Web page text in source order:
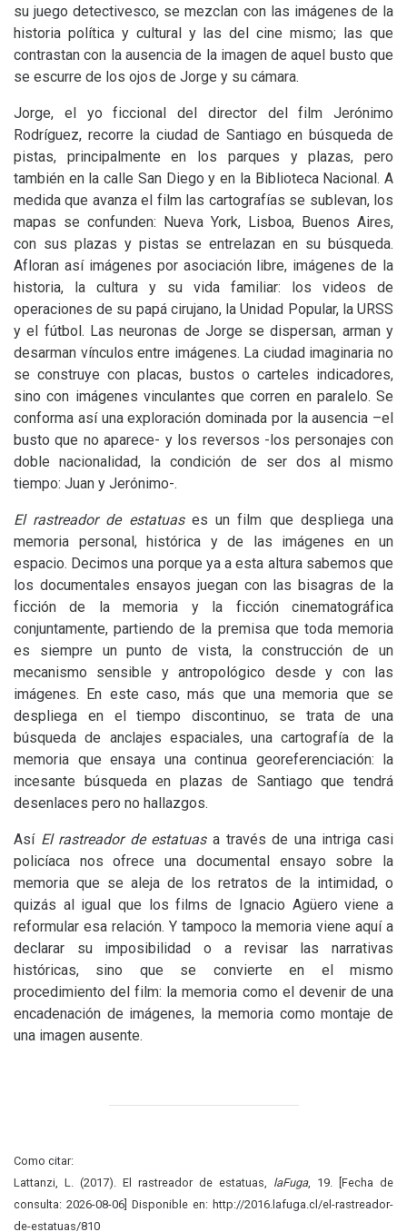
su juego detectivesco, se mezclan con las imágenes de la
historia política y cultural y las del cine mismo; las que
contrastan con la ausencia de la imagen de aquel busto que
se escurre de los ojos de Jorge y su cámara.
Jorge, el yo ficcional del director del film Jerónimo
Rodríguez, recorre la ciudad de Santiago en búsqueda de
pistas, principalmente en los parques y plazas, pero
también en la calle San Diego y en la Biblioteca Nacional. A
medida que avanza el film las cartografías se sublevan, los
mapas se confunden: Nueva York, Lisboa, Buenos Aires,
con sus plazas y pistas se entrelazan en su búsqueda.
Afloran así imágenes por asociación libre, imágenes de la
historia, la cultura y su vida familiar: los videos de
operaciones de su papá cirujano, la Unidad Popular, la URSS
y el fútbol. Las neuronas de Jorge se dispersan, arman y
desarman vínculos entre imágenes. La ciudad imaginaria no
se construye con placas, bustos o carteles indicadores,
sino con imágenes vinculantes que corren en paralelo. Se
conforma así una exploración dominada por la ausencia –el
busto que no aparece- y los reversos -los personajes con
doble nacionalidad, la condición de ser dos al mismo
tiempo: Juan y Jerónimo-.
El rastreador de estatuases un film que despliega una
memoria personal, histórica y de las imágenes en un
espacio. Decimos una porque ya a esta altura sabemos que
los documentales ensayos juegan con las bisagras de la
ficción de la memoria y la ficción cinematográfica
conjuntamente, partiendo de la premisa que toda memoria
es siempre un punto de vista, la construcción de un
mecanismo sensible y antropológico desde y con las
imágenes. En este caso, más que una memoria que se
despliega en el tiempo discontinuo, se trata de una
búsqueda de anclajes espaciales, una cartografía de la
memoria que ensaya una continua georeferenciación: la
incesante búsqueda en plazas de Santiago que tendrá
desenlaces pero no hallazgos.
Así El rastreador de estatuasa través de una intriga casi
policíaca nos ofrece una documental ensayo sobre la
memoria que se aleja de los retratos de la intimidad, o
quizás al igual que los films de Ignacio Agüero viene a
reformular esa relación. Y tampoco la memoria viene aquí a
declarar su imposibilidad o a revisar las narrativas
históricas, sino que se convierte en el mismo
procedimiento del film: la memoria como el devenir de una
encadenación de imágenes, la memoria como montaje de
una imagen ausente.
Como citar:
Lattanzi, L. (2017). El rastreador de estatuas, laFuga, 19. [Fecha de
consulta: 2026-08-06] Disponible en: http://2016.lafuga.cl/el-rastreador-
de-estatuas/810